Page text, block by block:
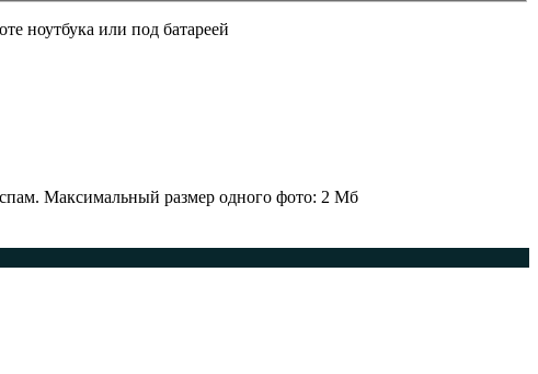
ноутбука или под батареей
Максимальный размер одного фото: 2 Мб